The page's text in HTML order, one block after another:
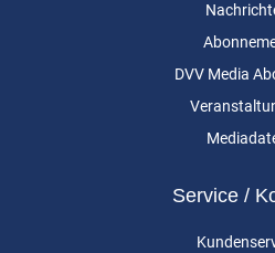
DVV Media
Service /